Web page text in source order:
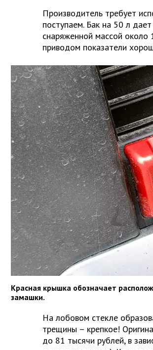
Производитель требует
поступаем. Бак на 50 л
снаряженной массой
приводом показатели
Красная крышка обозначает
замашки.
На лобовом стекле
трещины – крепкое!
до 81 тысячи рублей, в